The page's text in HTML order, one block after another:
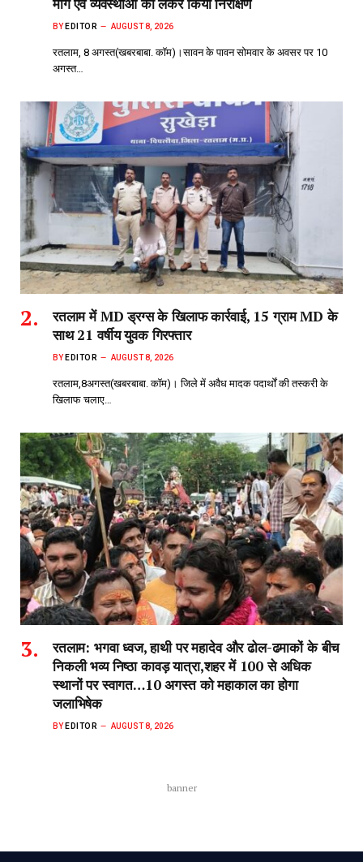
मार्ग एवं व्यवस्थाओं को लेकर किया निरीक्षण
BY EDITOR AUGUST 8, 2026
रतलाम, 8 अगस्त(खबरबाबा. कॉम)।सावन के पावन सोमवार के अवसर पर 10
अगस्त…
रतलाम में MD ड्रग्स के खिलाफ कार्रवाई, 15 ग्राम MD के
साथ 21 वर्षीय युवक गिरफ्तार
BY EDITOR AUGUST 8, 2026
रतलाम,8अगस्त(खबरबाबा. कॉम)। जिले में अवैध मादक पदार्थों की तस्करी के
खिलाफ चलाए…
रतलाम: भगवा ध्वज, हाथी पर महादेव और ढोल-ढमाकों के बीच
निकली भव्य निष्ठा कावड़ यात्रा,शहर में 100 से अधिक
स्थानों पर स्वागत…10 अगस्त को महाकाल का होगा
जलाभिषेक
BY EDITOR AUGUST 8, 2026
banner